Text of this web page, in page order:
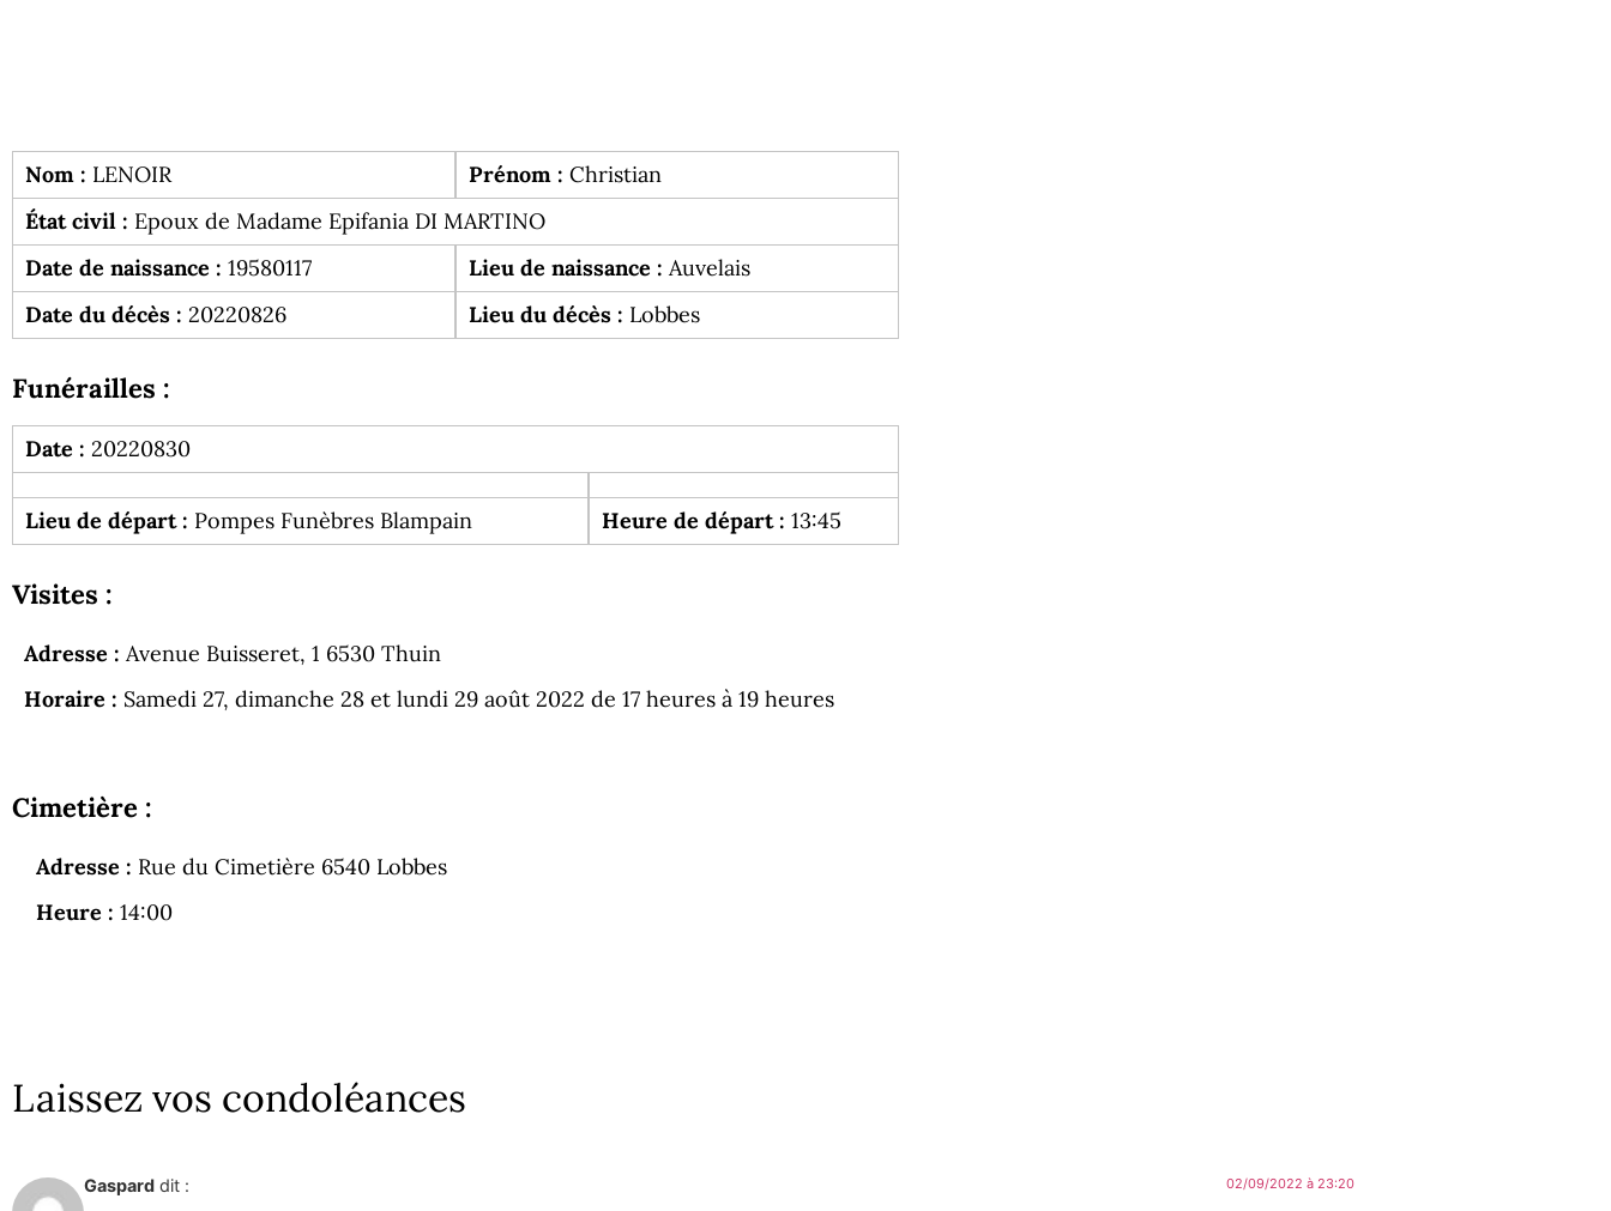
Nom : LENOIR Prénom : Christian
État civil : Epoux de Madame Epifania DI MARTINO
Date de naissance : 19580117 Lieu de naissance : Auvelais
Date du décès : 20220826 Lieu du décès : Lobbes
Funérailles :
Date : 20220830
Lieu de départ : Pompes Funèbres Blampain Heure de départ : 13:45
Visites :
Adresse : Avenue Buisseret, 1 6530 Thuin
Horaire : Samedi 27, dimanche 28 et lundi 29 août 2022 de 17 heures à 19 heures
Cimetière :
Adresse : Rue du Cimetière 6540 Lobbes
Heure : 14:00
Laissez vos condoléances
Gaspard dit : 02/09/2022 à 23:20